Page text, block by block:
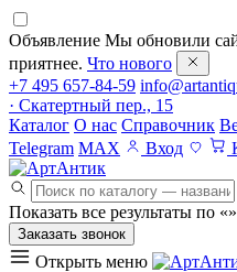
Объявление Мы обновили
приятнее. Что нового
+7 495 657-84-59
· Скатертный пер., 15
Каталог О нас Справочник
Telegram MAX Вход
Показать все результаты по «»
Заказать звонок
Открыть меню